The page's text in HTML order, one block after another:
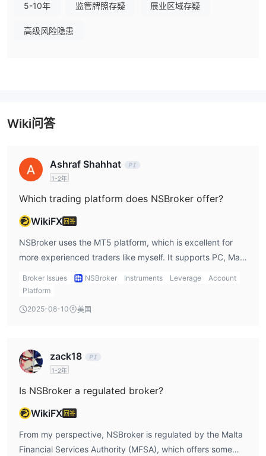
式，包括信用卡、银行转账、Skrill、Neteller。如果使用Skrill和
Neteller进行取款，将收取2.9%的费用。
5-10年 监管牌照存疑 展业区域存疑
高级风险隐患
Wiki问答
Ashraf Shahhat
1-2年
Which trading platform does NSBroker offer?
WikiFX 回答
NSBroker uses the MT5 platform, which is excellent for
more experienced traders like myself. It supports PC, Mac,
web, and mobile devices, which means I can trade on the
go. However, I noticed that MT4 isn’t available, which
Broker Issues NSBroker Instruments Leverage
Account
Platform
2025-08-10 美国
zack18
1-2年
Is NSBroker a regulated broker?
WikiFX 回答
From my perspective, NSBroker is regulated by the Malta
Financial Services Authority (MFSA), which offers some